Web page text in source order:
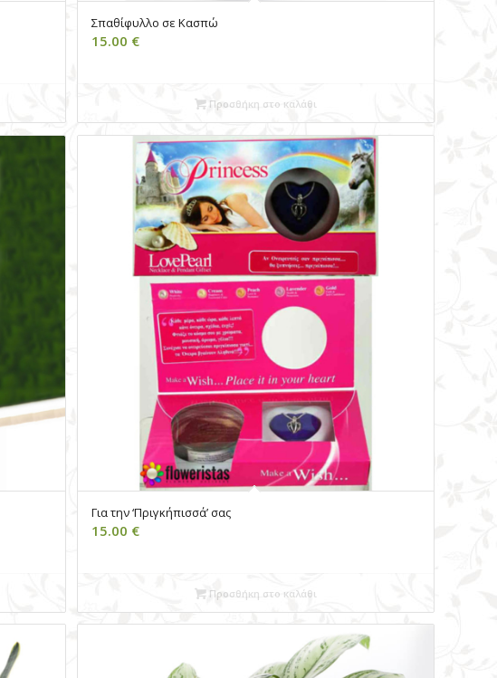
Σπαθίφυλλο σε Κασπώ
15.00 €
Προσθήκη στο καλάθι
Για την ‘Πριγκήπισσά’ σας
15.00 €
Προσθήκη στο καλάθι